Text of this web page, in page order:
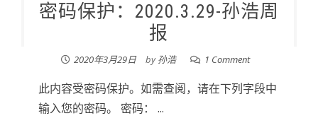
密码保护：2020.3.29-孙浩周
报
2020年3月29日 by孙浩 1 Comment
此内容受密码保护。如需查阅，请在下列字段中
输入您的密码。 密码： ...